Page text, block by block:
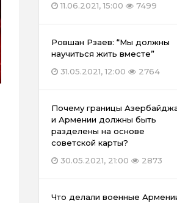
11.06.2021, 15:00
7499
Ровшан Рзаев: “Мы должны
научиться жить вместе”
31.05.2021, 12:00
2764
Почему границы
и Армении должны быть
разделены на основе
советской карты?
30.05.2021, 21:00
2873
Что делали военные